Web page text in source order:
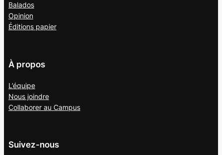
Balados
Opinion
Éditions papier
À propos
L’équipe
Nous joindre
Collaborer au Campus
Suivez-nous